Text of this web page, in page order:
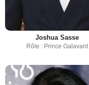
Joshua Sasse
Rôle : Prince Galavant